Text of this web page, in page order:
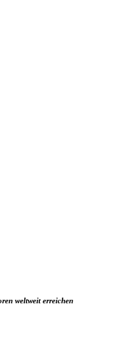
weltweit erreichen